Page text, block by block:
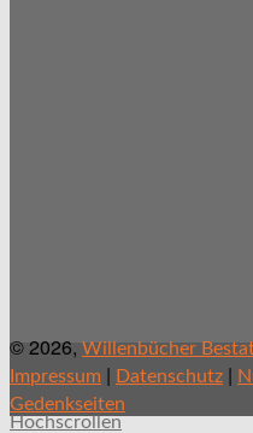
© 2026, Willenbücher
Impressum | Datenschutz |
Gedenkseiten
Hochscrollen